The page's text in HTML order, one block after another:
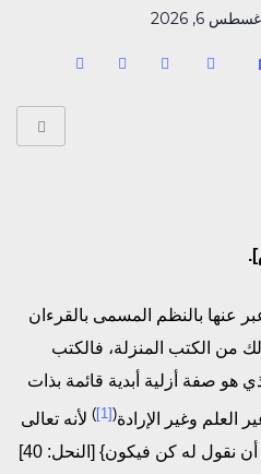
6, 2026
عنها بالنظم المسمى بالقرءان
ذلك من الكتب المنزلة، فالكتب
هو صفة أزلية أبدية قائمة بذات
العلم وغير الإرادة(
[1]
) لأنه تعالى
قال: {إنما قولنا لشيء إذا أردناه أن نقول له كن فيكون} [النحل: 40]